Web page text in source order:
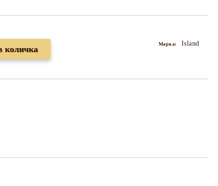
Марка: Island